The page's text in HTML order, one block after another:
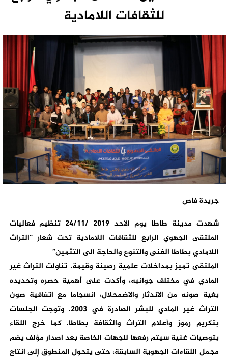
للثقافات اللامادية
جريدة فاص
شهدت مدينة طاطا يوم الاحد 2019 /24/11 تنظيم فعاليات
الملتقى الجهوي الرابع للثقافات اللامادية تحت شعار “التراث
اللامادي بطاطا الغنى والتنوع والحاجة الى التثمين”
الملتقى تميز بمداخلات علمية رصينة وقيمة، تناولت التراث غير
المادي في مختلف جوانبه، وأكدت على أهمية حصره وتحديده
بغية صونه من الاندثار والاضمحلال، انسجاما مع اتفافية صون
التراث غير المادي للبشر الصادرة في 2003. وتوجت الجلسات
بتكريم رموز وأعلام التراث والثقافة بطاطا. كما خرج اللقاء
بتوصيات غنية سيتم رفعها للجهات الخاصة بعد اصدار مؤلف يضم
مجمل اللقاءات الجهوية السابقة، حتى يتحول المنطوق إلى انتاج